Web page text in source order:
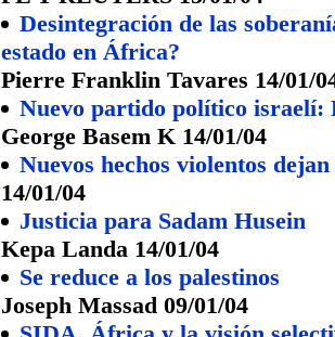
Desintegración de las
estado en África?
Pierre Franklin Tavares 14/01/
Nuevo partido político israelí:
George Basem K 14/01/04
Nuevos hechos violentos
14/01/04
Justicia para Sadam Husein
Kepa Landa 14/01/04
Se reduce a los palestinos
Joseph Massad 09/01/04